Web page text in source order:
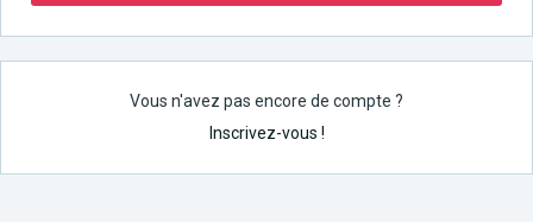
Vous n'avez pas encore de compte ?
Inscrivez-vous !